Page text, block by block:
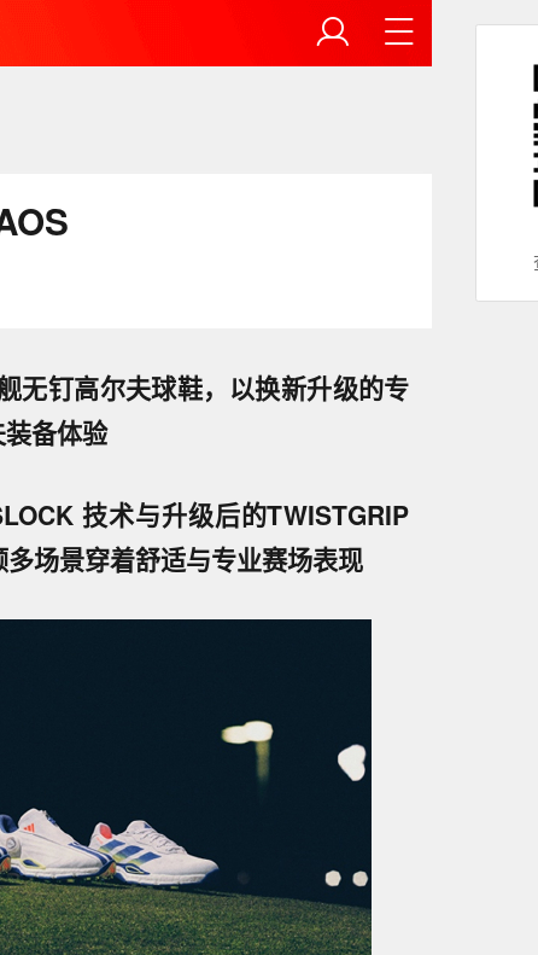
无钉高尔夫球鞋，以换新升级的专
备体验
技术与升级后的TWISTGRIP
场景穿着舒适与专业赛场表现